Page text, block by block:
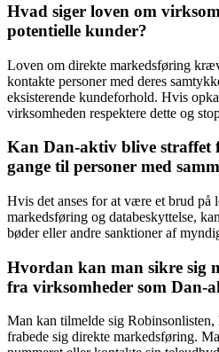
Hvad siger loven om
potentielle kunder?
Loven om direkte markedsføring
kontakte personer med deres
eksisterende kundeforhold. Hvis
virksomheden respektere dette og
Kan Dan-aktiv blive straffet
gange til personer med
Hvis det anses for at være et brud
markedsføring og databeskyttelse,
bøder eller andre sanktioner af
Hvordan kan man sikre sig
fra virksomheder som Dan-
Man kan tilmelde sig
frabede sig direkte markedsføring.